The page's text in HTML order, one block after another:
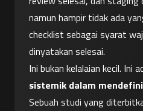
namun hampir tidak ada
checklist sebagai syarat
dinyatakan selesai.
Ini bukan kelalaian kecil. Ini
sistemik dalam
Sebuah studi yang